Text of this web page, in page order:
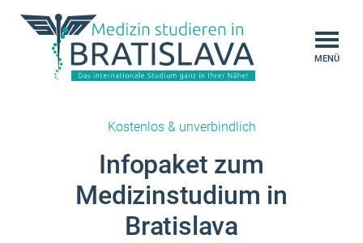
MENÜ
Kostenlos & unverbindlich
Infopaket zum
Medizinstudium in
Bratislava